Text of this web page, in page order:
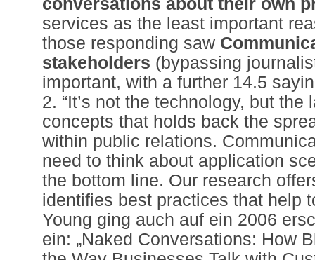
conversations about their own
services as the least important
those responding saw
stakeholders (bypassing
important, with a further 14.5
2. “It’s not the technology, but the
concepts that holds back the
within public relations.
need to think about application
the bottom line. Our research
identifies best practices that help
Young ging auch auf ein 2006
ein: „Naked Conversations: How